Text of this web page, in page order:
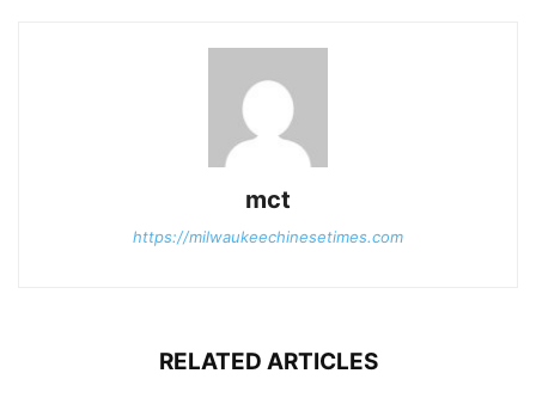
mct
https://milwaukeechinesetimes.com
RELATED ARTICLES